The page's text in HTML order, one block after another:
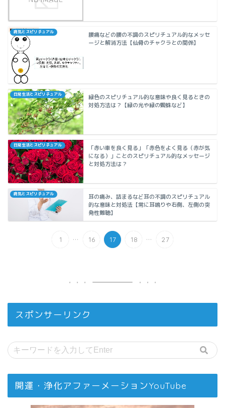
病気とスピリチュアル
腰痛などの腰の不調のスピリチュアル的なメッセ
ージと解消方法【仙骨のチャクラとの関係】
日常生活とスピリチュアル
緑色のスピリチュアル的な意味や良く見るときの
対処方法は？【緑の光や緑の蜘蛛など】
日常生活とスピリチュアル
「赤い車を良く見る」「赤色をよく見る（赤が気
になる）」ことのスピリチュアル的なメッセージ
と対処方法は？
病気とスピリチュアル
耳の痛み、詰まるなど耳の不調のスピリチュアル
的な意味と対処法【常に耳鳴りや右側、左側の突
発性難聴】
1 ... 16 17 18 ... 27
スポンサーリンク
開運・浄化アファーメーションYouTube